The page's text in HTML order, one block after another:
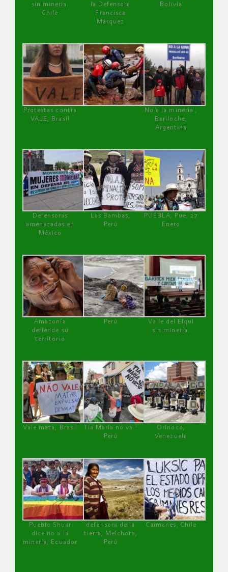
sin minería.
Chile
la Defensora
Francisca
Márquez
Bolivia
Protestas contra
VALE, Brasil
No a la minería ,
Bariloche,
Argentina
Defensoras
amenazadas en
México
Las Bambas,
Perú
PUEBLA, Pue, 27
Enero
Amazonía
defiende su
territorio
Perú
Valle del Elqui
sin minería.
Vale mata, Brasil
Tía María no va !
Perú
Orinoco,
Venezuela
Pueblo Shuar
dice no a la
minería, Ecuador
defensora de la
tierra, Melchora,
Perú
Caimanes, Chile